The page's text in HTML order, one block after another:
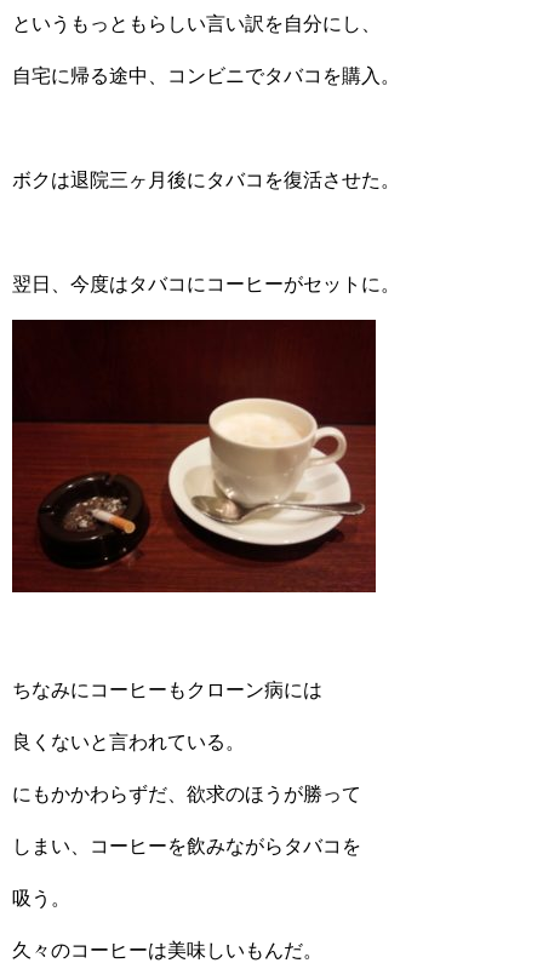
というもっともらしい言い訳を自分にし、
自宅に帰る途中、コンビニでタバコを購入。
ボクは退院三ヶ月後にタバコを復活させた。
翌日、今度はタバコにコーヒーがセットに。
ちなみにコーヒーもクローン病には
良くないと言われている。
にもかかわらずだ、欲求のほうが勝って
しまい、コーヒーを飲みながらタバコを
吸う。
久々のコーヒーは美味しいもんだ。